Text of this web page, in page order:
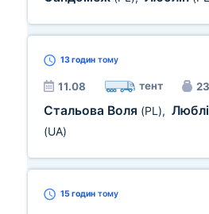
13 годин тому
11.08 тент
Стальова Воля (PL),
(UA)
15 годин тому